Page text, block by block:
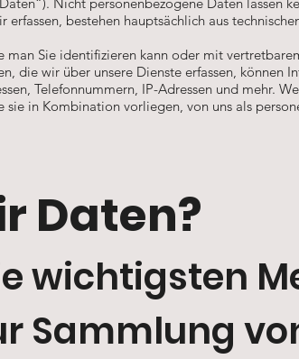
bestehen hauptsächlich aus
Sie identifizieren kann oder mit
die wir über unsere Dienste erfassen, können
Telefonnummern, IP-Adressen und mehr.
in Kombination vorliegen, von uns als
Daten?
wichtigsten
Sammlung